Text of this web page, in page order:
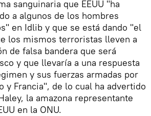
sanguinaria que EEUU "ha
a algunos de los hombres
en Idlib y que se está dando "el
los mismos terroristas lleven a
de falsa bandera que será
y que llevaría a una respuesta
y sus fuerzas armadas por
y Francia", de lo cual ha advertido
la amazona representante
en la ONU.